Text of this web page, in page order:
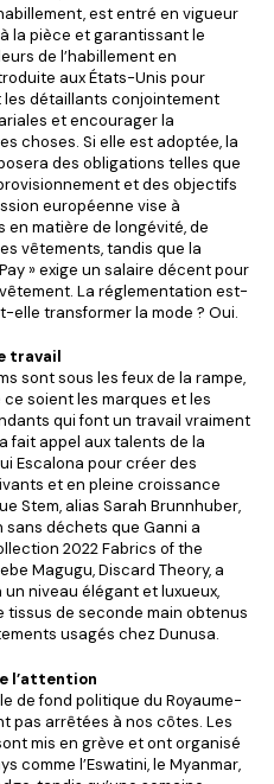
est entré en vigueur
la pièce et garantissant le
de l’habillement en
aux États-Unis pour
détaillants conjointement
et encourager la
choses. Si elle est adoptée, la
des obligations telles que
et des objectifs
européenne vise à
matière de longévité, de
vêtements, tandis que la
» exige un salaire décent pour
La réglementation est-
elle transformer la mode ? Oui.
travail
sont sous les feux de la rampe,
soient les marques et les
qui font un travail vraiment
fait appel aux talents de la
Escalona pour créer des
et en pleine croissance
Stem, alias Sarah Brunnhuber,
déchets que Ganni a
2022 Fabrics of the
Magugu, Discard Theory, a
niveau élégant et luxueux,
de seconde main obtenus
usagés chez Dunusa.
l’attention
de fond politique du Royaume-
pas arrêtées à nos côtes. Les
mis en grève et ont organisé
comme l’Eswatini, le Myanmar,